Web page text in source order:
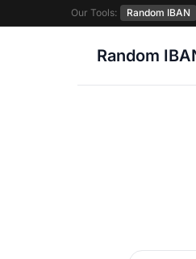
Our Tools: Random IBAN
Random